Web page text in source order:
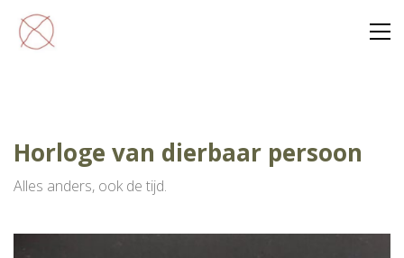
Horloge van dierbaar persoon
Alles anders, ook de tijd.